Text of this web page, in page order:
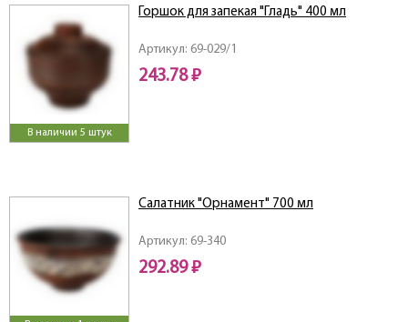
В наличии 5 штук
Артикул: 69-029/1
Горшок для запекая "Гладь" 400 мл
243.78 ₽
Артикул: 69-340
Салатник "Орнамент" 700 мл
292.89 ₽